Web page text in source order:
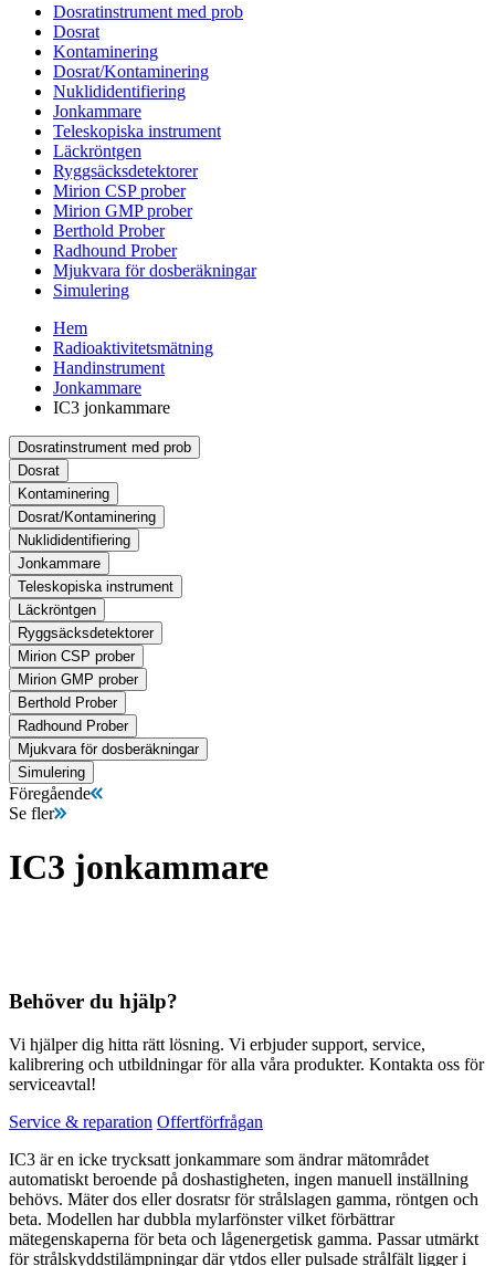
Dosratinstrument med prob
Dosrat
Kontaminering
Dosrat/Kontaminering
Nuklididentifiering
Jonkammare
Teleskopiska instrument
Läckröntgen
Ryggsäcksdetektorer
Mirion CSP prober
Mirion GMP prober
Berthold Prober
Radhound Prober
Mjukvara för dosberäkningar
Simulering
Hem
Radioaktivitetsmätning
Handinstrument
Jonkammare
IC3 jonkammare
Dosratinstrument med prob
Dosrat
Kontaminering
Dosrat/Kontaminering
Nuklididentifiering
Jonkammare
Teleskopiska instrument
Läckröntgen
Ryggsäcksdetektorer
Mirion CSP prober
Mirion GMP prober
Berthold Prober
Radhound Prober
Mjukvara för dosberäkningar
Simulering
Föregående
Se fler
IC3 jonkammare
Behöver du hjälp?
Vi hjälper dig hitta rätt lösning. Vi erbjuder support, service,
kalibrering och utbildningar för alla våra produkter. Kontakta oss för
serviceavtal!
Service & reparation Offertförfrågan
IC3 är en icke trycksatt jonkammare som ändrar mätområdet
automatiskt beroende på doshastigheten, ingen manuell inställning
behövs. Mäter dos eller dosratsr för strålslagen gamma, röntgen och
beta. Modellen har dubbla mylarfönster vilket förbättrar
mätegenskaperna för beta och lågenergetisk gamma. Passar utmärkt
för strålskyddstilämpningar där ytdos eller pulsade strålfält ligger i